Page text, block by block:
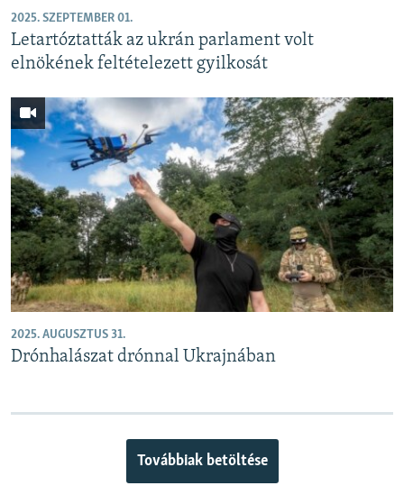
2025. SZEPTEMBER 01.
Letartóztatták az ukrán parlament volt
elnökének feltételezett gyilkosát
2025. AUGUSZTUS 31.
Drónhalászat drónnal Ukrajnában
Továbbiak betöltése